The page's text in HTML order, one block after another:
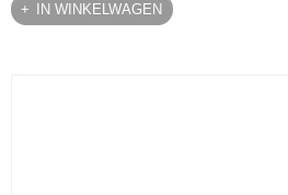
IN WINKELWAGEN